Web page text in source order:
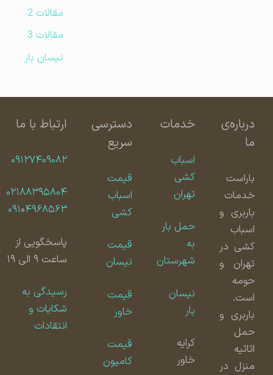
مقالات 2
مقالات 3
نیسان بار
درباره‌ی
باراست
خدمات
باربری و
اسباب
کشی در
تهران و
حومه
است.
باربری و
حمل
اثاثیه
منزل در
خدمات
اسباب
کشی
تهران
حمل بار
شهرستان
نیسان
دسترسی
سریع
قیمت
اسباب
کشی
قیمت
نیسان
قیمت
قیمت
کامیون
ارتباط با ما
۰۹۱۲۷۴۰۹۰۸۲
۰۲۱۸۸۳۹۵۸۰۴
۰۹۱۰۴۹۶۸۵۶۳
پاسخگویی از
ساعت ۹ الی ۱۹
رسیدگی به
شکایات و
انتقادات